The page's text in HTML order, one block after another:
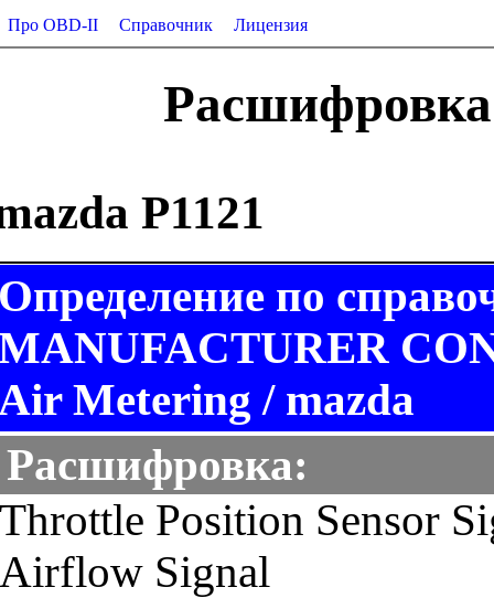
Про OBD-II Справочник Лицензия
Расшифровка
P1121
по
Metering / mazda
Расшифровка:
Throttle Position Sensor
Airflow Signal